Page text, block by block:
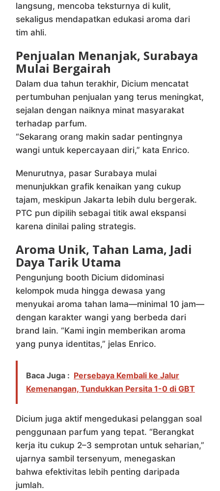
langsung, mencoba teksturnya di kulit,
sekaligus mendapatkan edukasi aroma dari
tim ahli.
Penjualan Menanjak, Surabaya
Mulai Bergairah
Dalam dua tahun terakhir, Dicium mencatat
pertumbuhan penjualan yang terus meningkat,
sejalan dengan naiknya minat masyarakat
terhadap parfum.
“Sekarang orang makin sadar pentingnya
wangi untuk kepercayaan diri,” kata Enrico.
Menurutnya, pasar Surabaya mulai
menunjukkan grafik kenaikan yang cukup
tajam, meskipun Jakarta lebih dulu bergerak.
PTC pun dipilih sebagai titik awal ekspansi
karena dinilai paling strategis.
Aroma Unik, Tahan Lama, Jadi
Daya Tarik Utama
Pengunjung booth Dicium didominasi
kelompok muda hingga dewasa yang
menyukai aroma tahan lama—minimal 10 jam—
dengan karakter wangi yang berbeda dari
brand lain. “Kami ingin memberikan aroma
yang punya identitas,” jelas Enrico.
Baca Juga : Persebaya Kembali ke Jalur
Kemenangan, Tundukkan Persita 1-0 di GBT
Dicium juga aktif mengedukasi pelanggan soal
penggunaan parfum yang tepat. “Berangkat
kerja itu cukup 2–3 semprotan untuk seharian,”
ujarnya sambil tersenyum, menegaskan
bahwa efektivitas lebih penting daripada
jumlah.